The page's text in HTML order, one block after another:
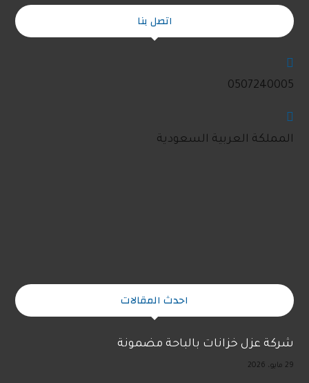
اتصل بنا
0507240005
المملكة العربية السعودية
احدث المقالات
شركة عزل خزانات بالباحة مضمونة
29 مايو، 2026